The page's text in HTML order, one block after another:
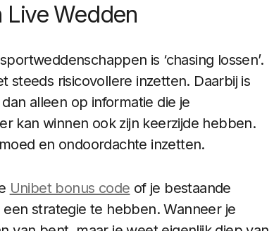
Live Wedden
is ‘chasing lossen’.
steeds risicovollere inzetten. Daarbij is
alleen op informatie die je
kan winnen ook zijn keerzijde hebben.
en ondoordachte inzetten.
Unibet bonus code of je bestaande
strategie te hebben. Wanneer je